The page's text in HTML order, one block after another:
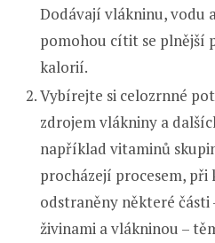
Dodávají vlákninu, vodu
pomohou cítit se plnější
kalorií.
Vybírejte si celozrnné
zdrojem vlákniny a
například vitaminů
procházejí procesem, při
odstraněny některé části
živinami a vlákninou –